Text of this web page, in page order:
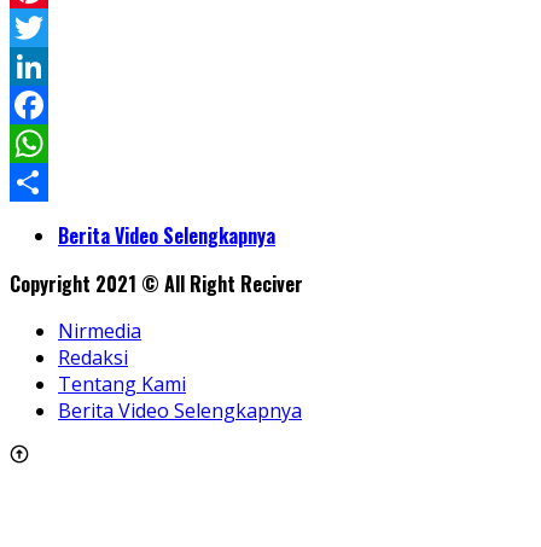
Pinterest
Twitter
LinkedIn
Facebook
WhatsApp
ShareBerita Video Selengkapnya
Copyright 2021 © All Right Reciver
Nirmedia
Redaksi
Tentang Kami
Berita Video Selengkapnya